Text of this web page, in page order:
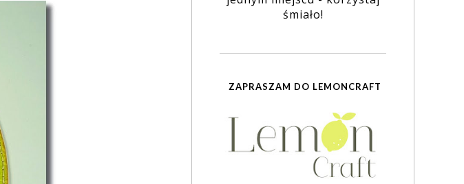
śmiało!
ZAPRASZAM DO LEMONCRAFT